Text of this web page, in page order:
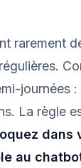
rarement
journées
La règle
dans
au